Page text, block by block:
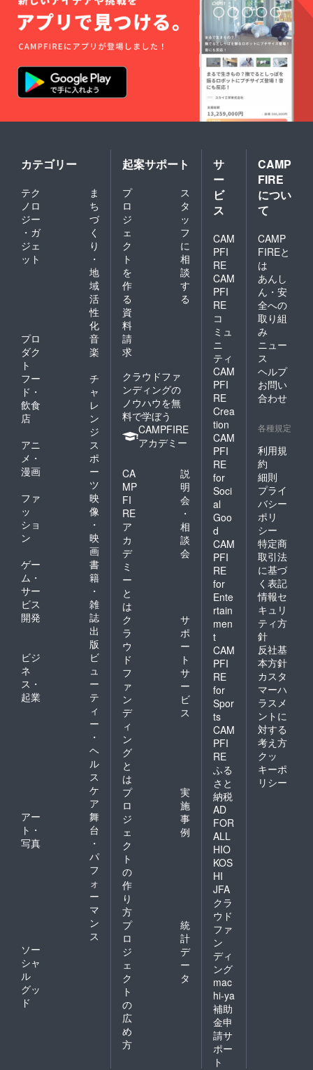
カテゴリー
テク
ノロ
ジー
・ガ
ジェ
ット
ま
ち
づ
く
り
・
地
域
活
性
化
プロ
ダク
ト
音
楽
フー
ド・
飲食
店
チ
ャ
レ
ン
ジ
アニ
メ・
漫画
ス
ポ
ー
ツ
ファ
ッ
ショ
ン
映
像
・
映
画
ゲー
ム・
サー
ビス
開発
書
籍
・
雑
誌
出
版
ビジ
ネ
ス・
起業
ビ
ュ
ー
テ
ィ
ー
・
ヘ
ル
ス
ケ
ア
アー
ト・
写真
舞
台
・
パ
フ
ォ
ー
マ
ン
ス
ソー
シャ
ル
グッ
ド
起案サポート
プ
ロ
ジ
ェ
ク
ト
を
作
る
ス
タ
ッ
フ
に
相
談
す
る
資
料
請
求
クラウドファ
ンディングの
ノウハウを無
料で学ぼう
CAMPFIRE
アカデミー
CA
MP
FI
RE
ア
カ
デ
ミ
ー
と
は
説
明
会
・
相
談
会
ク
ラ
ウ
ド
フ
ァ
ン
デ
ィ
ン
グ
と
は
サ
ポ
ー
ト
サ
ー
ビ
ス
プ
ロ
ジ
ェ
ク
ト
の
作
り
方
実
施
事
例
プ
ロ
ジ
ェ
ク
ト
の
広
め
方
統
計
デ
ー
タ
サ
ー
ビ
ス
CAM
PFI
RE
CAM
PFI
RE
コ
ミュ
ニ
ティ
CAM
PFI
RE
Crea
tion
CAM
PFI
RE
for
Soci
al
Goo
d
CAM
PFI
RE
for
Ente
rtain
men
t
CAM
PFI
RE
for
Spor
ts
CAM
PFI
RE
ふる
さと
納税
AD
FOR
ALL
HIO
KOS
HI
JFA
クラ
ウド
ファ
ン
ディ
ング
mac
hi-ya
補助
金申
請サ
ポー
ト
CAMP
FIRE
につい
て
CAMP
FIREと
は
あんし
ん・安
全への
取り組
み
ニュー
ス
ヘルプ
お問い
合わせ
各種規定
利用規
約
細則
プライ
バシー
ポリ
シー
特定商
取引法
に基づ
く表記
情報セ
キュリ
ティ方
針
反社基
本方針
カスタ
マーハ
ラスメ
ントに
対する
考え方
クッ
キーポ
リシー